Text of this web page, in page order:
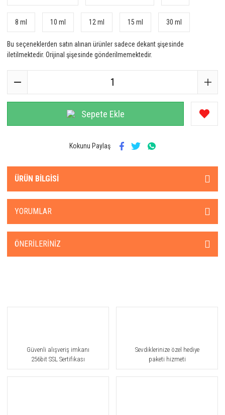
8 ml 10 ml 12 ml 15 ml 30 ml
Bu seçeneklerden satın alınan ürünler sadece dekant şişesinde
iletilmektedir. Orijinal şişesinde gönderilmemektedir.
Sepete Ekle
Kokunu Paylaş
ÜRÜN BILGISI
YORUMLAR
ÖNERILERINIZ
Güvenli alışveriş imkanı
256bit SSL Sertifikası
Sevdiklerinize özel hediye
paketi hizmeti